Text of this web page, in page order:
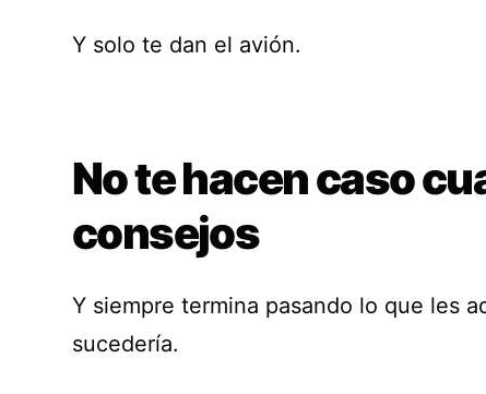
Y solo te dan el avión.
No te hacen caso
consejos
Y siempre termina pasando lo que les
sucedería.